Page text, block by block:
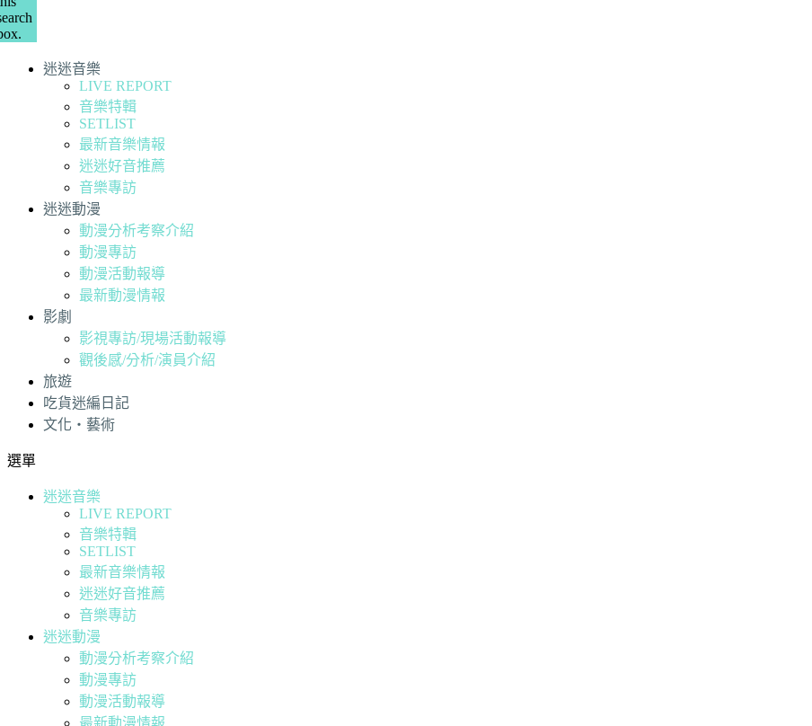
迷迷音樂
LIVE REPORT
音樂特輯
SETLIST
最新音樂情報
迷迷好音推薦
音樂專訪
迷迷動漫
動漫分析考察介紹
動漫專訪
動漫活動報導
最新動漫情報
影劇
影視專訪/現場活動報導
觀後感/分析/演員介紹
旅遊
吃貨迷編日記
文化・藝術
選單
迷迷音樂
LIVE REPORT
音樂特輯
SETLIST
最新音樂情報
迷迷好音推薦
音樂專訪
迷迷動漫
動漫分析考察介紹
動漫專訪
動漫活動報導
最新動漫情報